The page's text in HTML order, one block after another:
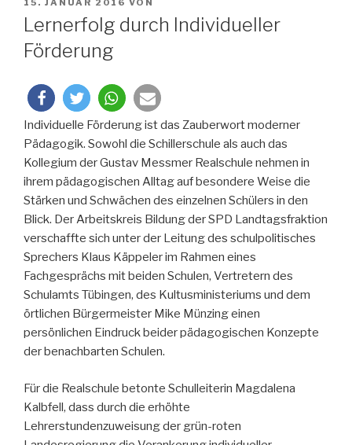
AM
15. JANUAR 2016 VON
Lernerfolg durch Individueller
Förderung
Individuelle Förderung ist das Zauberwort moderner
Pädagogik. Sowohl die Schillerschule als auch das
Kollegium der Gustav Messmer Realschule nehmen in
ihrem pädagogischen Alltag auf besondere Weise die
Stärken und Schwächen des einzelnen Schülers in den
Blick. Der Arbeitskreis Bildung der SPD Landtagsfraktion
verschaffte sich unter der Leitung des schulpolitisches
Sprechers Klaus Käppeler im Rahmen eines
Fachgesprächs mit beiden Schulen, Vertretern des
Schulamts Tübingen, des Kultusministeriums und dem
örtlichen Bürgermeister Mike Münzing einen
persönlichen Eindruck beider pädagogischen Konzepte
der benachbarten Schulen.
Für die Realschule betonte Schulleiterin Magdalena
Kalbfell, dass durch die erhöhte
Lehrerstundenzuweisung der grün-roten